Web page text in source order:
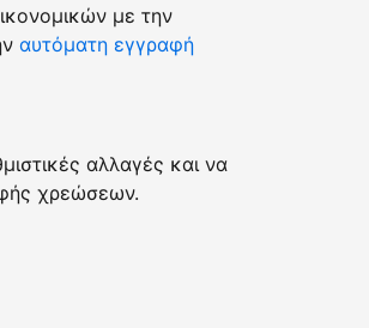
με την
αυτόματη εγγραφή
αλλαγές και να
χρεώσεων.